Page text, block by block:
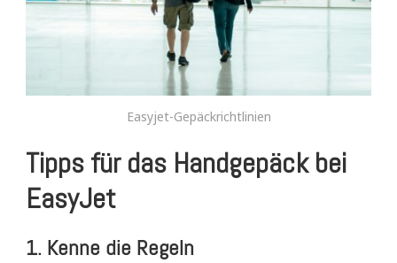
Easyjet-Gepäckrichtlinien
Tipps für das Handgepäck bei
EasyJet
1. Kenne die Regeln